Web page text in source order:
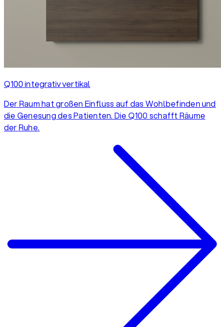
Q100 integrativ vertikal
Der Raum hat großen Einfluss auf das Wohlbefinden und
die Genesung des Patienten. Die Q100 schafft Räume
der Ruhe.